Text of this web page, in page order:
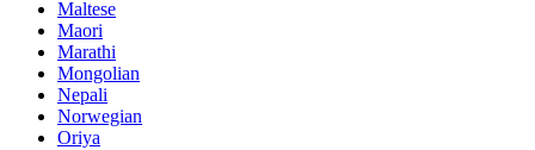
Maltese
Maori
Marathi
Mongolian
Nepali
Norwegian
Oriya